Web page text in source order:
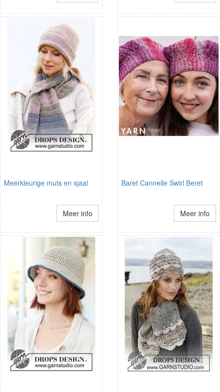
Meerkleurige muts en sjaal
Meer info
Baret Cannelle Swirl Beret
Meer info